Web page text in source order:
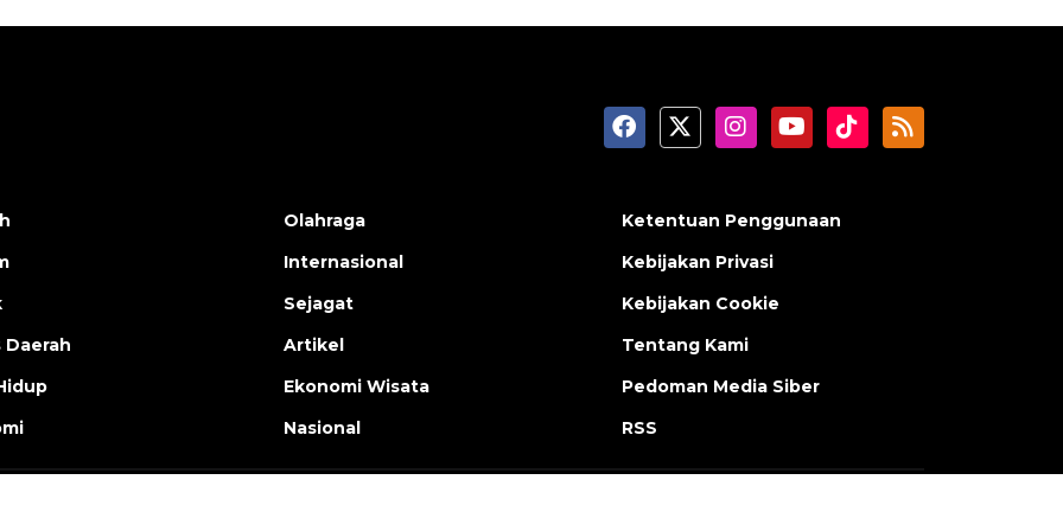
Olahraga
Internasional
Sejagat
Artikel
Ekonomi Wisata
Nasional
Ketentuan Penggunaan
Kebijakan Privasi
Kebijakan Cookie
Tentang Kami
Pedoman Media Siber
RSS